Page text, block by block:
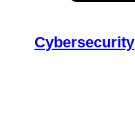
Сybersecurity